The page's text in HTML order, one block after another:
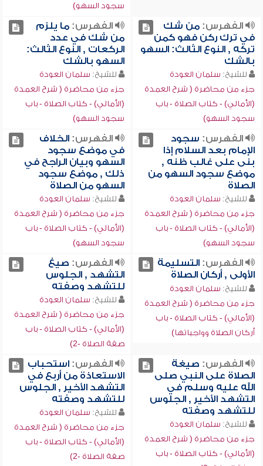
سجود السهو)
الفهرس:من شك
في ترك ركن فهو كمن
تركه , النوع الثالث: السهو
بالشك
للشيخ: سلمان العودة
جزء من محاضرة ( شرح العمدة
(الأمالي) - كتاب الصلاة - باب
سجود السهو)
الفهرس:ما يلزم
من شك في عدد
الركعات , النوع الثالث:
السهو بالشك
للشيخ: سلمان العودة
جزء من محاضرة ( شرح العمدة
(الأمالي) - كتاب الصلاة - باب
سجود السهو)
الفهرس: سجود
الإمام بعد السلام إذا
بنى على غالب ظنه ,
موضع سجود السهو من
الصلاة
للشيخ: سلمان العودة
جزء من محاضرة ( شرح العمدة
(الأمالي) - كتاب الصلاة - باب
سجود السهو)
الفهرس:الخلاف
في موضع سجود
السهو وبيان الراجح في
ذلك , موضع سجود
السهو من الصلاة
للشيخ: سلمان العودة
جزء من محاضرة ( شرح العمدة
(الأمالي) - كتاب الصلاة - باب
سجود السهو)
الفهرس:التسليمة
الأولى , أركان الصلاة
للشيخ: سلمان العودة
جزء من محاضرة ( شرح العمدة
(الأمالي) - كتاب الصلاة - باب
أركان الصلاة وواجباتها)
الفهرس: صيغ
التشهد , الجلوس
للتشهد وصفته
للشيخ: سلمان العودة
جزء من محاضرة ( شرح العمدة
(الأمالي) - كتاب الصلاة - باب
صفة الصلاة -2)
الفهرس: صيغة
الصلاة على النبي صلى
الله عليه وسلم في
التشهد الأخير , الجلوس
للتشهد وصفته
للشيخ: سلمان العودة
جزء من محاضرة ( شرح العمدة
(الأمالي) - كتاب الصلاة - باب
الفهرس:استحباب
الاستعاذة من أربع في
التشهد الأخير , الجلوس
للتشهد وصفته
للشيخ: سلمان العودة
جزء من محاضرة ( شرح العمدة
(الأمالي) - كتاب الصلاة - باب
صفة الصلاة -2)